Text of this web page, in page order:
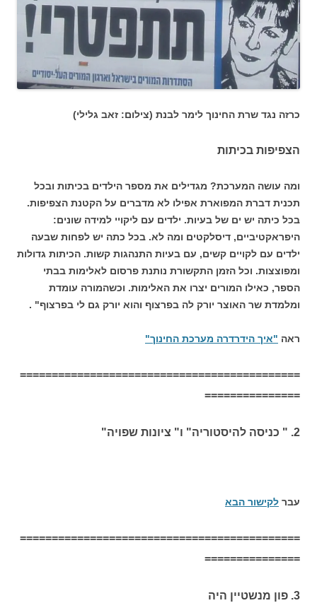
כרזה נגד שרת החינוך לימר לבנת (צילום: זאב גלילי)
הצפיפות בכיתות
ומה עושה המערכת? מגדילים את מספר הילדים בכיתות ובכל
תכנית דברת המפוארת אפילו לא מדברים על הקטנת הצפיפות.
בכל כיתה יש ים של בעיות. ילדים עם ליקויי למידה שונים:
היפראקטיביים, דיסלקטים ומה לא. בכל כתה יש לפחות שבעה
ילדים עם לקויים קשים, עם בעיות התנהגות קשות. הכיתות גדולות
ומפוצצות. וכל הזמן התקשורת נותנת פרסום לאלימות בבתי
הספר, כאילו המורים יצרו את האלימות. וכשהמורה עומדת
ומלמדת שר האוצר יורק לה בפרצוף והוא יורק גם לי בפרצוף" .
ראה "איך הידרדרה מערכת החינוך"
============================================
===============
2. " כניסה להיסטוריה" ו" ציונות שפויה"
עבר לקישור הבא
============================================
===============
3. פון מנשטיין היה